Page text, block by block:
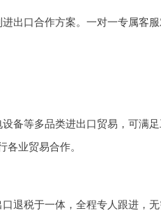
出口合作方案。一对一专属客
备等多品类进出口贸易，可满足
业贸易合作。
退税于一体，全程专人跟进，